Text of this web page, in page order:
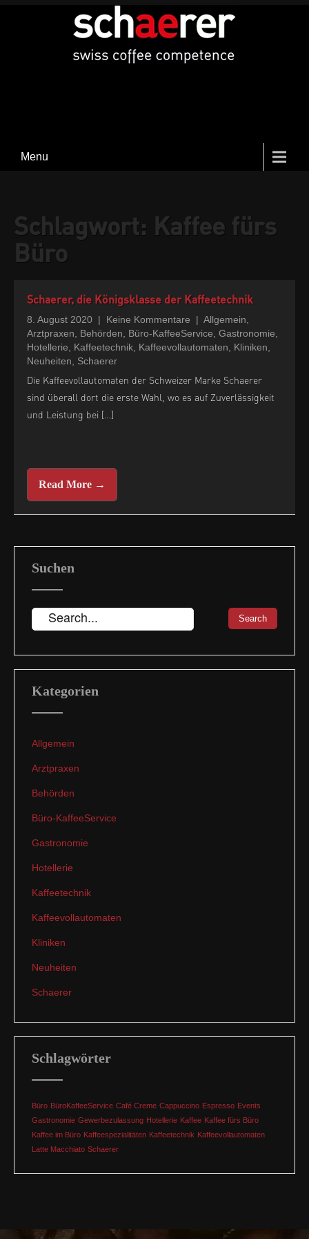
Menu
Schlagwort: Kaffee fürs
Büro
Schaerer, die Königsklasse der Kaffeetechnik
8. August 2020 | Keine Kommentare |Allgemein
Arztpraxen
Behörden Büro-KaffeeService ,Gastronomie
Hotellerie
Kaffeetechnik Kaffeevollautomaten Kliniken
Neuheiten
Schaerer
Die Kaffeevollautomaten der Schweizer Marke Schaerer
sind überall dort die erste Wahl, wo es auf Zuverlässigkeit
und Leistung bei […]
Read More →
Suchen
Kategorien
Allgemein
Arztpraxen
Behörden
Büro-KaffeeService
Gastronomie
Hotellerie
Kaffeetechnik
Kaffeevollautomaten
Kliniken
Neuheiten
Schaerer
Schlagwörter
Büro BüroKaffeeService Café Creme Cappuccino Espresso Events
Gastronomie Gewerbezulassung Hotellerie Kaffee Kaffee fürs Büro
Kaffee im Büro Kaffeespezialitäten Kaffeetechnik Kaffeevollautomaten
Latte Macchiato Schaerer